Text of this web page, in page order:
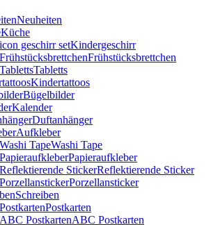
Neuheiten
Küche
Kindergeschirr
Frühstücksbrettchen
Tabletts
Kindertattoos
Bügelbilder
Kalender
Duftanhänger
Aufkleber
Washi Tape
Papieraufkleber
Reflektierende Sticker
Porzellansticker
Schreiben
Postkarten
ABC Postkarten